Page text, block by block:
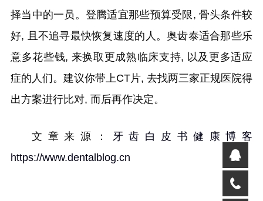
择当中的一员。登腾适宜那些预算受限, 骨头条件较
好, 且不追寻最快恢复速度的人。奥齿泰适合那些乐
意多花些钱, 来换取更成熟临床支持, 以及更多适应
症的人们。建议你带上CT片, 去找两三家正规医院得
出方案进行比对, 而后再作决定。
文章来源： 牙齿白皮书健康博客
https://www.dentalblog.cn